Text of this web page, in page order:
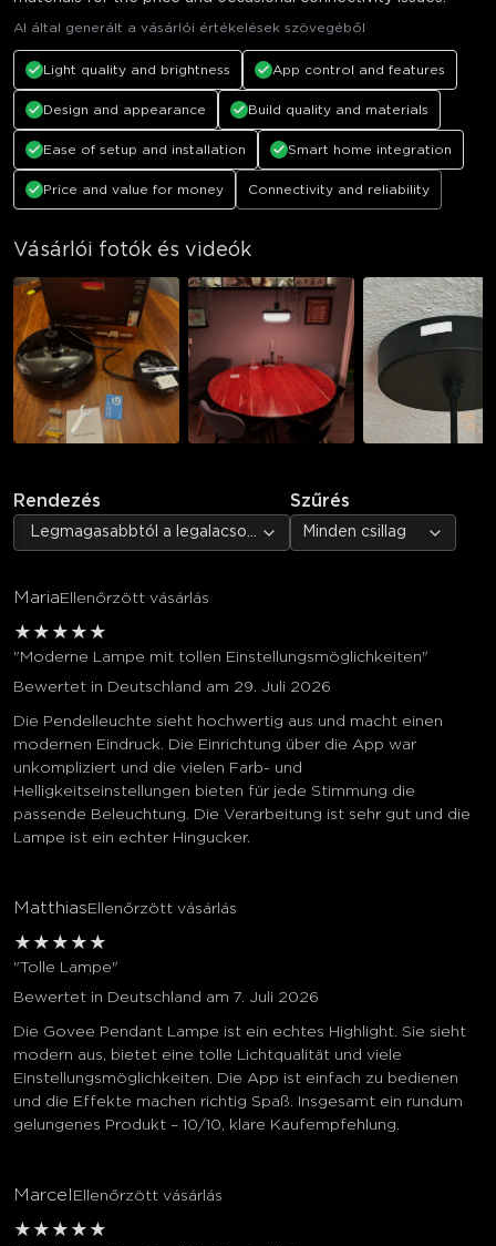
AI által generált a vásárlói értékelések szövegéből
Light quality and brightness App control and features
Design and appearance Build quality and materials
Ease of setup and installation Smart home integration
Price and value for money Connectivity and reliability
Vásárlói fotók és videók
Rendezés
Legmagasabbtól a legalacsonyabb értékelésig
Szűrés
Minden csillag
Maria Ellenőrzött vásárlás
★ ★ ★ ★ ★
"Moderne Lampe mit tollen Einstellungsmöglichkeiten"
Bewertet in Deutschland am 29. Juli 2026
Die Pendelleuchte sieht hochwertig aus und macht einen
modernen Eindruck. Die Einrichtung über die App war
unkompliziert und die vielen Farb- und
Helligkeitseinstellungen bieten für jede Stimmung die
passende Beleuchtung. Die Verarbeitung ist sehr gut und die
Lampe ist ein echter Hingucker.
Matthias Ellenőrzött vásárlás
★ ★ ★ ★ ★
"Tolle Lampe"
Bewertet in Deutschland am 7. Juli 2026
Die Govee Pendant Lampe ist ein echtes Highlight. Sie sieht
modern aus, bietet eine tolle Lichtqualität und viele
Einstellungsmöglichkeiten. Die App ist einfach zu bedienen
und die Effekte machen richtig Spaß. Insgesamt ein rundum
gelungenes Produkt – 10/10, klare Kaufempfehlung.
Marcel Ellenőrzött vásárlás
★ ★ ★ ★ ★